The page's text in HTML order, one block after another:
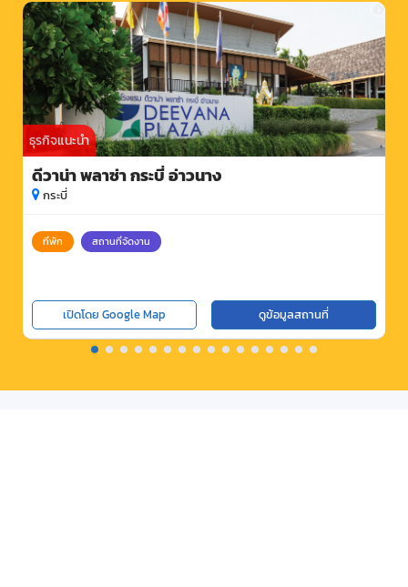
ธุรกิจแนะนำ
ดีวาน่า พลาซ่า กระบี่ อ่าวนาง
กระบี่
ที่พัก สถานที่จัดงาน
เปิดโดย Google Map ดูข้อมูลสถานที่